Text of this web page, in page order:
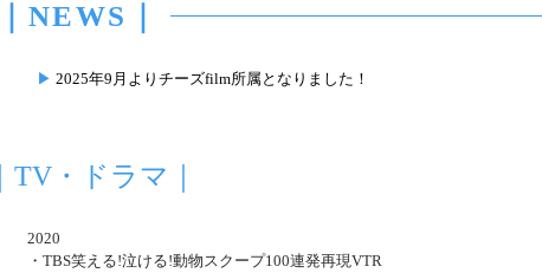
｜NEWS｜
▶︎ 2025年9月よりチーズfilm所属となりました！
｜TV・ドラマ｜
2020
・TBS笑える!泣ける!動物スクープ100連発再現VTR